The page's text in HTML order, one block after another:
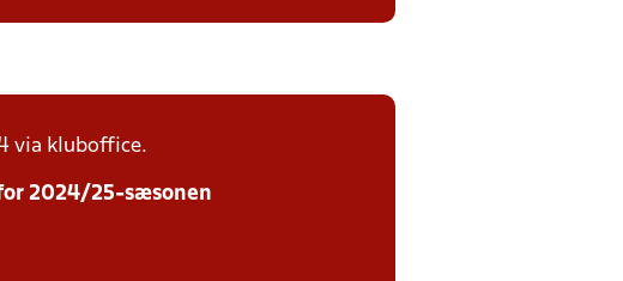
via kluboffice.
2024/25-sæsonen